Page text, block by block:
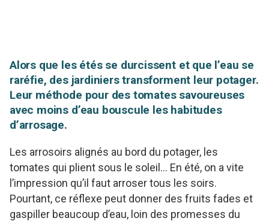
Alors que les étés se durcissent et que l’eau se
raréfie, des jardiniers transforment leur potager.
Leur méthode pour des tomates savoureuses
avec moins d’eau bouscule les habitudes
d’arrosage.
Les arrosoirs alignés au bord du potager, les
tomates qui plient sous le soleil… En été, on a vite
l’impression qu’il faut arroser tous les soirs.
Pourtant, ce réflexe peut donner des fruits fades et
gaspiller beaucoup d’eau, loin des promesses du